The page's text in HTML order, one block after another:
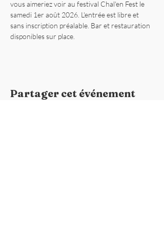
vous aimeriez voir au festival Chal'en Fest le
samedi 1er août 2026. L'entrée est libre et
sans inscription préalable. Bar et restauration
disponibles sur place.
Partager cet événement